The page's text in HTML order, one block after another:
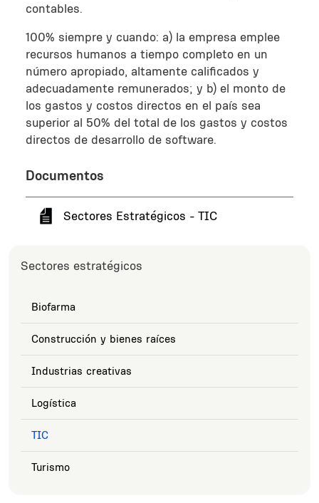
contables.
100% siempre y cuando: a) la empresa emplee
recursos humanos a tiempo completo en un
número apropiado, altamente calificados y
adecuadamente remunerados; y b) el monto de
los gastos y costos directos en el país sea
superior al 50% del total de los gastos y costos
directos de desarrollo de software.
Documentos
Sectores Estratégicos - TIC
Sectores estratégicos
Biofarma
Construcción y bienes raíces
Industrias creativas
Logística
TIC
Turismo